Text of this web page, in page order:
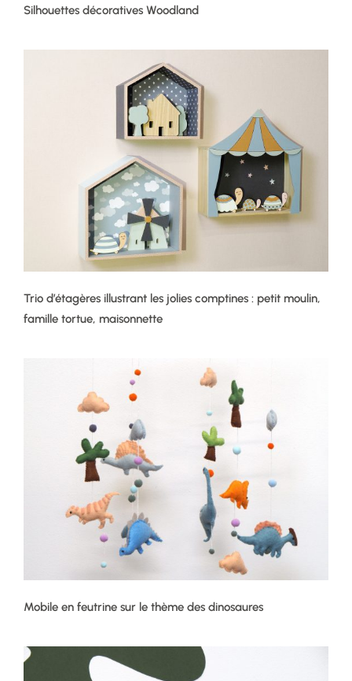
Silhouettes décoratives Woodland
Trio d’étagères illustrant les jolies comptines : petit moulin,
famille tortue, maisonnette
Mobile en feutrine sur le thème des dinosaures